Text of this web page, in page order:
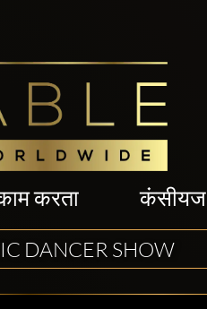
करता कंसीयज
DANCER SHOW